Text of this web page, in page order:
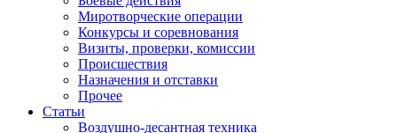
Миротворческие операции
Конкурсы и соревнования
Визиты, проверки, комиссии
Происшествия
Назначения и отставки
Прочее
Статьи
Воздушно-десантная техника